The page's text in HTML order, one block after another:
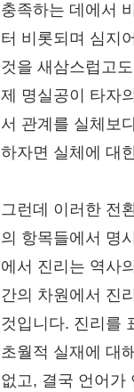
충족하는 데에서
터 비롯되며 심지
것을 새삼스럽고
제 명실공이 타자
서 관계를 실체보
하자면 실체에 대
그런데 이러한 전
의 항목들에서 명
에서 진리는 역사
간의 차원에서 진
것입니다. 진리를
초월적 실재에 대
없고, 결국 언어가